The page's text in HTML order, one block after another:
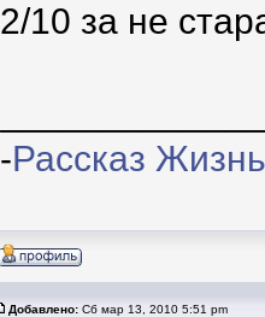
2/10 за не
-Рассказ
Добавлено: Сб мар 13, 2010 5:51 pm